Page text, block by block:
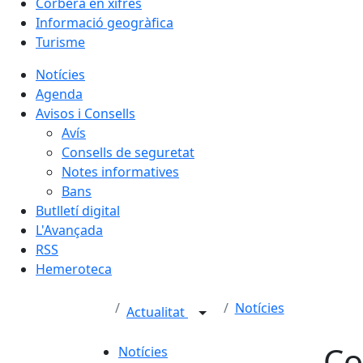
Informació geogràfica
Turisme
Notícies
Agenda
Avisos i Consells
Avís
Consells de seguretat
Notes informatives
Bans
Butlletí digital
L'Avançada
RSS
Hemeroteca
Actualitat Notícies
Notícies